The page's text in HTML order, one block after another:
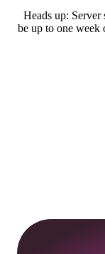
Heads up: Server
be up to one week